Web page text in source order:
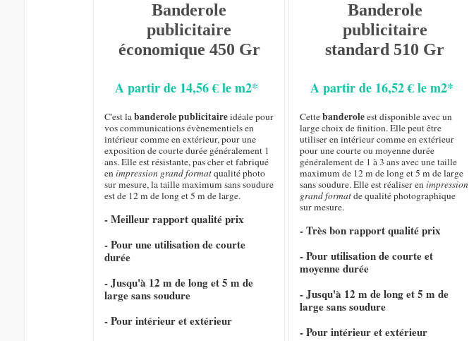
Banderole
publicitaire
économique 450 Gr
A partir de 14,56 € le m2*
C'est labanderole publicitaireidéale pour
vos communications évènementiels en
intérieur comme en extérieur, pour une
exposition de courte durée généralement 1
ans. Elle est résistante, pas cher et fabriqué
enimpression grand formatqualité photo
sur mesure, la taille maximum sans soudure
est de 12 m de long et 5 m de large.
- Meilleur rapport qualité prix
- Pour une utilisation de courte
durée
- Jusqu'à 12 m de long et 5 m de
large sans soudure
- Pour intérieur et extérieur
Banderole
publicitaire
standard 510 Gr
A partir de 16,52 € le m2*
Cettebanderoleest disponible avec un
large choix de finition. Elle peut être
utiliser en intérieur comme en extérieur
pour une courte ou moyenne durée
généralement de 1 à 3 ans avec une taille
maximum de 12 m de long et 5 m de large
sans soudure. Elle est réaliser enimpression
grand formatde qualité photographique
sur mesure.
- Très bon rapport qualité prix
- Pour utilisation de courte et
moyenne durée
- Jusqu'à 12 m de long et 5 m de
large sans soudure
- Pour intérieur et extérieur